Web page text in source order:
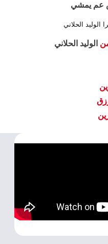
عم يمشي
الوليد الحلاني
الوليد الحلاني